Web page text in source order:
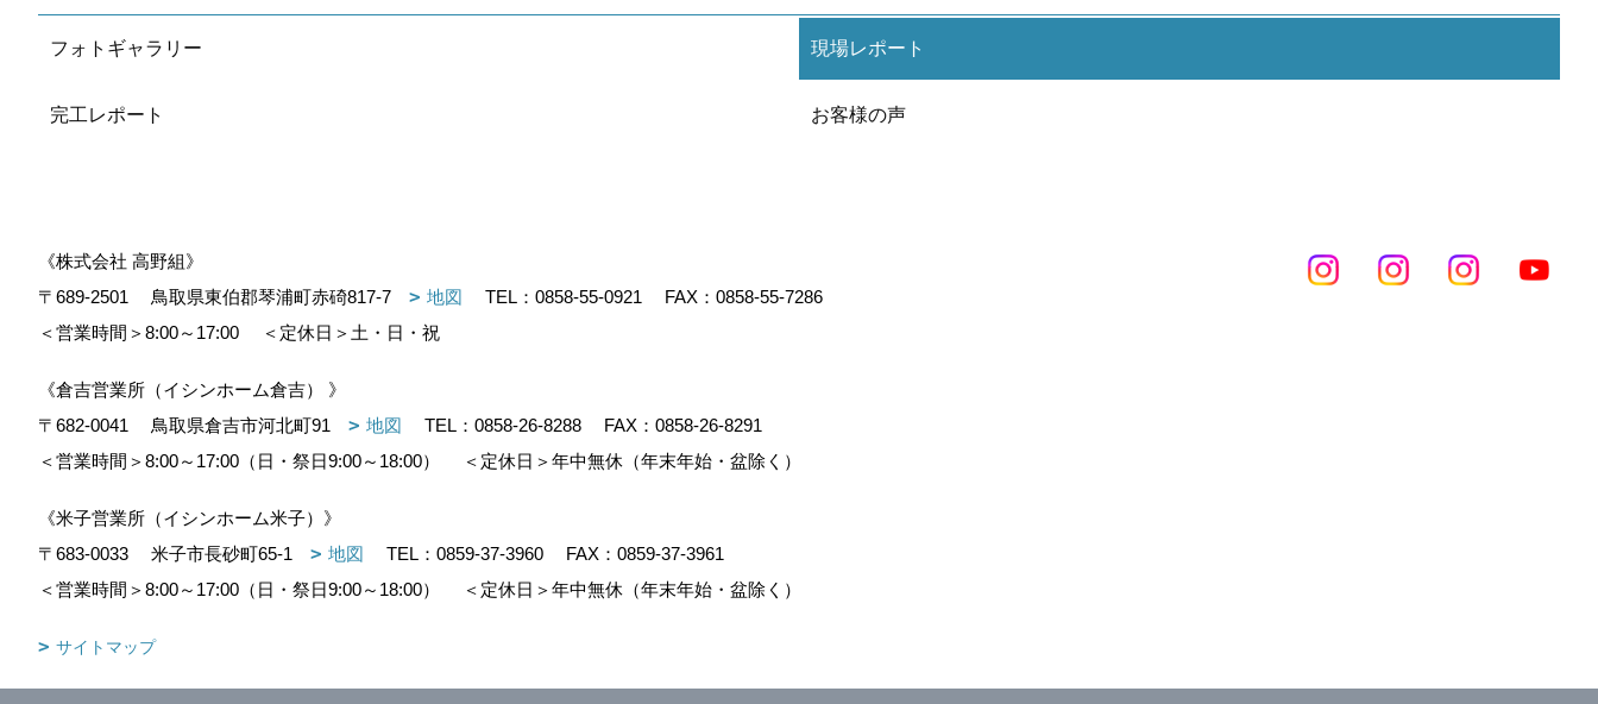
フォトギャラリー 現場レポート
完工レポート お客様の声
《株式会社 高野組》
〒689-2501
鳥取県東伯郡琴浦町赤碕817-7 地図 TEL： 0858-55-0921
FAX：0858-55-7286
＜営業時間＞8:00～17:00
＜定休日＞土・日・祝
《倉吉営業所（イシンホーム倉吉） 》
〒682-0041
鳥取県倉吉市河北町91 地図 TEL： 0858-26-8288
FAX：0858-26-8291
＜営業時間＞8:00～17:00（日・祭日9:00～18:00）
＜定休日＞年中無休（年末年始・盆除く）
《米子営業所（イシンホーム米子）》
〒683-0033
米子市長砂町65-1 地図 TEL： 0859-37-3960
FAX：0859-37-3961
＜営業時間＞8:00～17:00（日・祭日9:00～18:00）
＜定休日＞年中無休（年末年始・盆除く）
サイトマップ